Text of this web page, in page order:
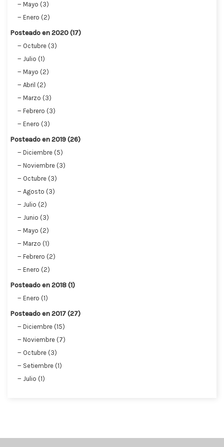
Mayo (3)
Enero (2)
Posteado en 2020 (17)
Octubre (3)
Julio (1)
Mayo (2)
Abril (2)
Marzo (3)
Febrero (3)
Enero (3)
Posteado en 2019 (26)
Diciembre (5)
Noviembre (3)
Octubre (3)
Agosto (3)
Julio (2)
Junio (3)
Mayo (2)
Marzo (1)
Febrero (2)
Enero (2)
Posteado en 2018 (1)
Enero (1)
Posteado en 2017 (27)
Diciembre (15)
Noviembre (7)
Octubre (3)
Setiembre (1)
Julio (1)